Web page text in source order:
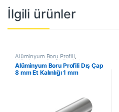
İlgili ürünler
Alüminyum Boru Profili,
Alüminyum Profil En Çok
Satanlar,İndirimli Ürünler
Alüminyum Boru Profili Dış Çap
8 mm Et Kalınlığı 1 mm